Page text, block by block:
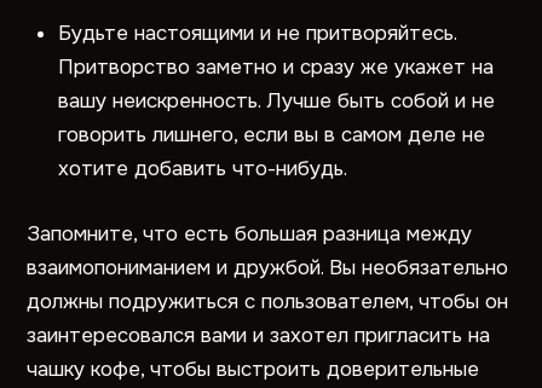
Будьте настоящими и не притворяйтесь.
Притворство заметно и сразу же укажет на
вашу неискренность. Лучше быть собой и не
говорить лишнего, если вы в самом деле не
хотите добавить что-нибудь.
Запомните, что есть большая разница между
взаимопониманием и дружбой. Вы необязательно
должны подружиться с пользователем, чтобы он
заинтересовался вами и захотел пригласить на
чашку кофе, чтобы выстроить доверительные